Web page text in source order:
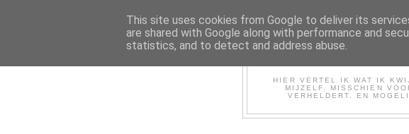
HIER VERTEL IK WAT IK
MIJZELF. MISSCHIEN
VERHELDERT. EN
This site uses cookies from Google to deliver its
are shared with Google along with performance and
statistics, and to detect and address abuse.